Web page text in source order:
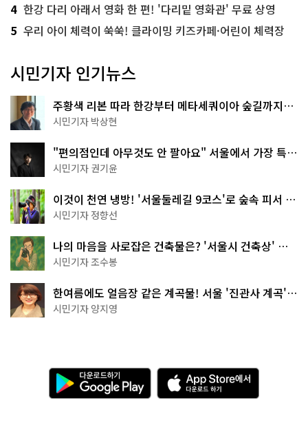
4 한강 다리 아래서 영화 한 편! '다리밑 영화관' 무료 상영
5 우리 아이 체력이 쑥쑥! 클라이밍 키즈카페·어린이 체력장
시민기자 인기뉴스
주황색 리본 따라 한강부터 메타세쿼이아 숲길까지…
서울둘레길 15코스
시민기자 박상현
"편의점인데 아무것도 안 팔아요" 서울에서 가장 특별
한 편의점의 정체
시민기자 권기윤
이것이 천연 냉방! '서울둘레길 9코스'로 숲속 피서 떠
나볼까
시민기자 정향선
나의 마음을 사로잡은 건축물은? '서울시 건축상' 수
상작 공개!
시민기자 조수봉
한여름에도 얼음장 같은 계곡물! 서울 '진관사 계곡'이
천국이네~
시민기자 양지영
다
운
로
A
p
p